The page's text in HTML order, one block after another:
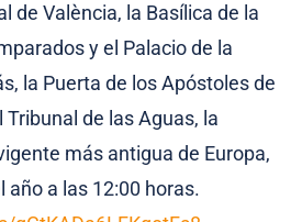
de València, la Basílica de la
y el Palacio de la
la Puerta de los Apóstoles de
Tribunal de las Aguas, la
más antigua de Europa,
año a las 12:00 horas.